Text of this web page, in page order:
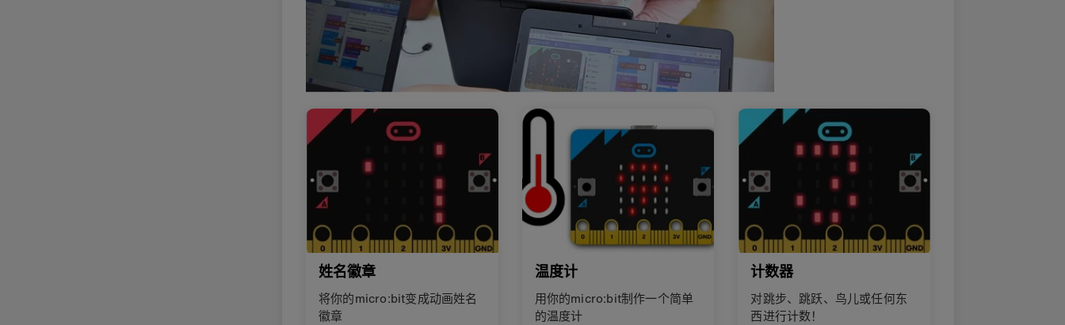
姓名徽章
将你的micro:bit变成动画姓名
徽章
温度计
用你的micro:bit制作一个简单
的温度计
计数器
对跳步、跳跃、鸟儿或任何东
西进行计数！